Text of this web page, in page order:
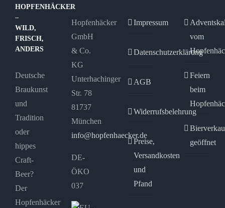
HOPFENHÄCKER
–
WILD,
FRISCH,
ANDERS
Deutsche
Braukunst
und
Tradition
oder
hippes
Craft-
Beer?
Der
Hopfenhäcker
Hopfenhäcker
GmbH
& Co.
KG
Unterhachinger
Str. 78
81737
München
info@hopfenhaecker.de
DE-
ÖKO
037
Impressum
Datenschutzerklärung
AGB
Widerrufsbelehrung
Preise,
Versandkosten
und
Pfand
vom
Feiern
beim
geöffnet